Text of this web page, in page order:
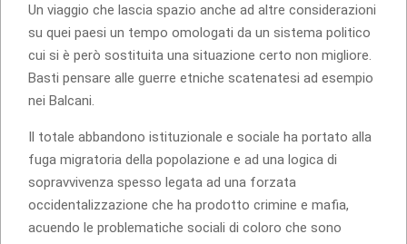
Un viaggio che lascia spazio anche ad altre considerazioni
su quei paesi un tempo omologati da un sistema politico
cui si è però sostituita una situazione certo non migliore.
Basti pensare alle guerre etniche scatenatesi ad esempio
nei Balcani.
Il totale abbandono istituzionale e sociale ha portato alla
fuga migratoria della popolazione e ad una logica di
sopravvivenza spesso legata ad una forzata
occidentalizzazione che ha prodotto crimine e mafia,
acuendo le problematiche sociali di coloro che sono